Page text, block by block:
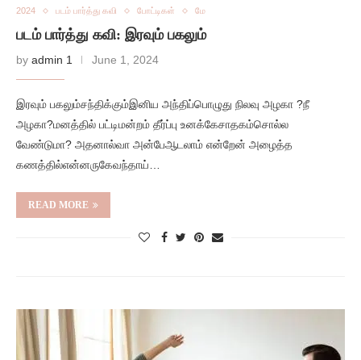
2024 படம் பார்த்து கவி போட்டிகள் மே
படம் பார்த்து கவி: இரவும் பகலும்
by admin 1 June 1, 2024
இரவும் பகலும்சந்திக்கும்இனிய அந்திப்பொழுது நிலவு அழகா ?நீ
அழகா?மனத்தில் பட்டிமன்றம் தீர்ப்பு உனக்கேசாதகம்சொல்ல
வேண்டுமா? அதனால்வா அன்பேஆடலாம் என்றேன் அழைத்த
கணத்தில்என்னருகேவந்தாய்…
READ MORE